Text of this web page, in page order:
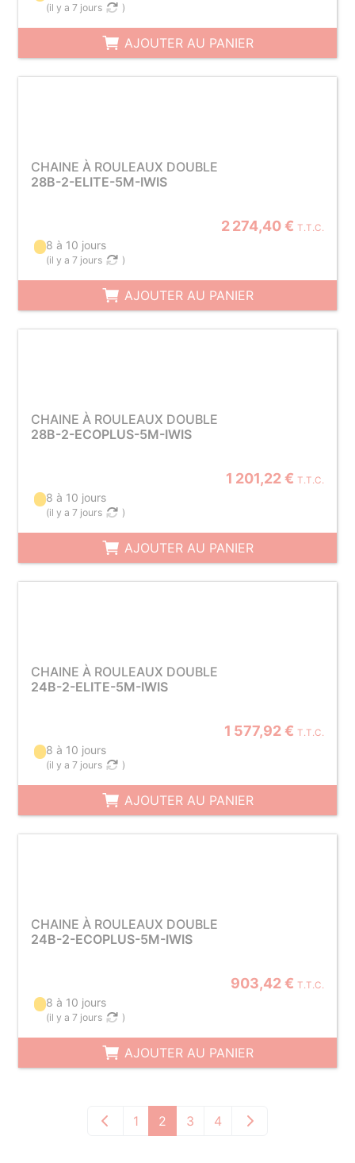
(il y a 7 jours )
AJOUTER AU PANIER
CHAINE À ROULEAUX DOUBLE
28B-2-ELITE-5M-IWIS
2 274,40 € T.T.C.
8 à 10 jours
(il y a 7 jours )
AJOUTER AU PANIER
CHAINE À ROULEAUX DOUBLE
28B-2-ECOPLUS-5M-IWIS
1 201,22 € T.T.C.
8 à 10 jours
(il y a 7 jours )
AJOUTER AU PANIER
CHAINE À ROULEAUX DOUBLE
24B-2-ELITE-5M-IWIS
1 577,92 € T.T.C.
8 à 10 jours
(il y a 7 jours )
AJOUTER AU PANIER
CHAINE À ROULEAUX DOUBLE
24B-2-ECOPLUS-5M-IWIS
903,42 € T.T.C.
8 à 10 jours
(il y a 7 jours )
AJOUTER AU PANIER
1 2 3 4